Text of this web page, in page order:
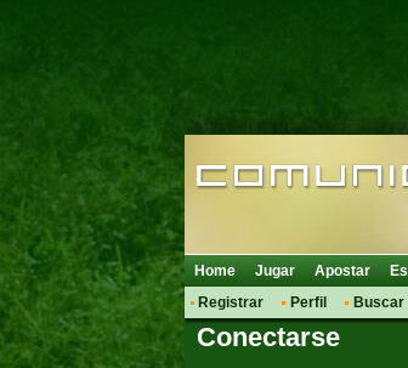
Home Jugar Apostar
Registrar
Perfil Buscar
Conectarse